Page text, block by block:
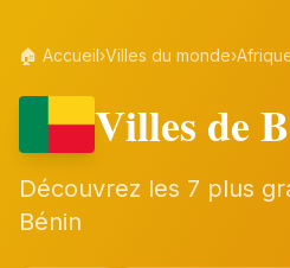
🏠 Accueil›Villes du monde›
Villes de
Découvrez les 7 plus
Bénin